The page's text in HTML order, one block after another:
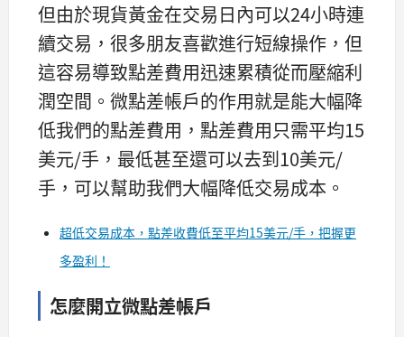
但由於現貨黃金在交易日內可以24小時連
續交易，很多朋友喜歡進行短線操作，但
這容易導致點差費用迅速累積從而壓縮利
潤空間。微點差帳戶的作用就是能大幅降
低我們的點差費用，點差費用只需平均15
美元/手，最低甚至還可以去到10美元/
手，可以幫助我們大幅降低交易成本。
超低交易成本，點差收費低至平均15美元/手，把握更
多盈利！
怎麼開立微點差帳戶